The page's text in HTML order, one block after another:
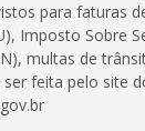
para faturas
Imposto Sobre
multas de
feita pelo site